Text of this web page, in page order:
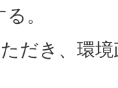
。
だき、環